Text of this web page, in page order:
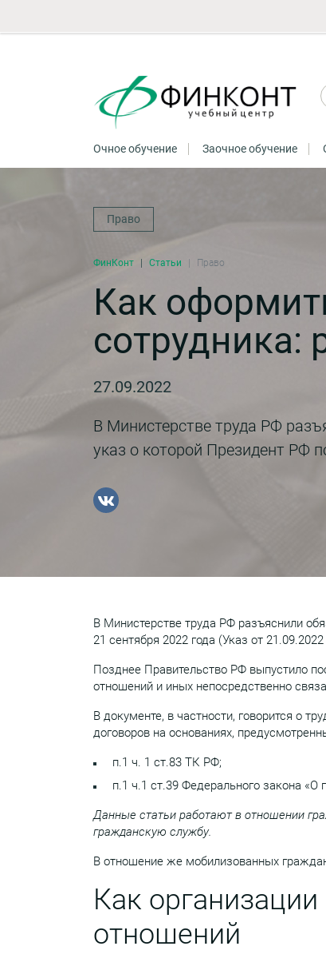
Очное обучение Заочное обучение
Право
ФинКонт Статьи Право
Как
сотрудника:
27.09.2022
В Министерстве труда РФ
указ о которой Президент РФ
В Министерстве труда РФ разъяснили
21 сентября 2022 года (Указ от
Позднее Правительство РФ выпустило
отношений и иных непосредственно
В документе, в частности, говорится о
договоров на основаниях,
п.1 ч. 1 ст.83 ТК РФ;
п.1 ч.1 ст.39 Федерального закона
Данные статьи работают в отношении
гражданскую службу.
В отношение же мобилизованных
Как
отношений